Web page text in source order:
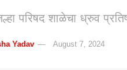
परिषद शाळेचा ध्रुव
Yadav August 7, 2024